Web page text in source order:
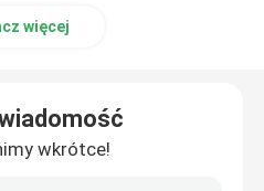
więcej
wkrótce!